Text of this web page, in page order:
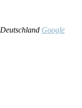
Deutschland Google